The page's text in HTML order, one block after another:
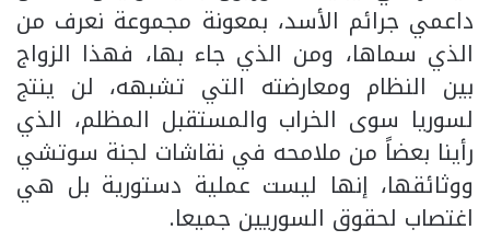
داعمي جرائم الأسد، بمعونة مجموعة نعرف من
الذي سماها، ومن الذي جاء بها، فهذا الزواج
بين النظام ومعارضته التي تشبهه، لن ينتج
لسوريا سوى الخراب والمستقبل المظلم، الذي
رأينا بعضاً من ملامحه في نقاشات لجنة سوتشي
ووثائقها، إنها ليست عملية دستورية بل هي
اغتصاب لحقوق السوريين جميعا.